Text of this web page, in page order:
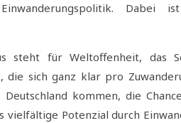
steht für Weltoffenheit, das
die sich ganz klar pro
Deutschland kommen, die
vielfältige Potenzial durch